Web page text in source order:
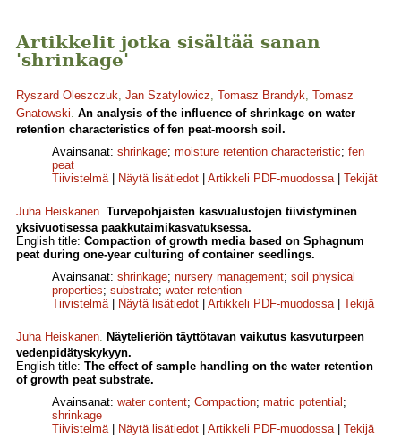
Artikkelit jotka sisältää sanan
'shrinkage'
Ryszard Oleszczuk, Jan Szatylowicz, Tomasz Brandyk, Tomasz
Gnatowski. An analysis of the influence of shrinkage on water
retention characteristics of fen peat-moorsh soil.
Avainsanat: shrinkage; moisture retention characteristic; fen
peat
Tiivistelmä| Näytä lisätiedot Artikkeli PDF-muodossa| Tekijät
Juha Heiskanen. Turvepohjaisten kasvualustojen tiivistyminen
yksivuotisessa paakkutaimikasvatuksessa.
English title: Compaction of growth media based on Sphagnum
peat during one-year culturing of container seedlings.
Avainsanat: shrinkage; nursery management; soil physical
properties; substrate; water retention
Tiivistelmä| Näytä lisätiedot Artikkeli PDF-muodossa| Tekijä
Juha Heiskanen. Näytelieriön täyttötavan vaikutus kasvuturpeen
vedenpidätyskykyyn.
English title: The effect of sample handling on the water retention
of growth peat substrate.
Avainsanat: water content; Compaction; matric potential ;
shrinkage
Tiivistelmä| Näytä lisätiedot Artikkeli PDF-muodossa| Tekijä